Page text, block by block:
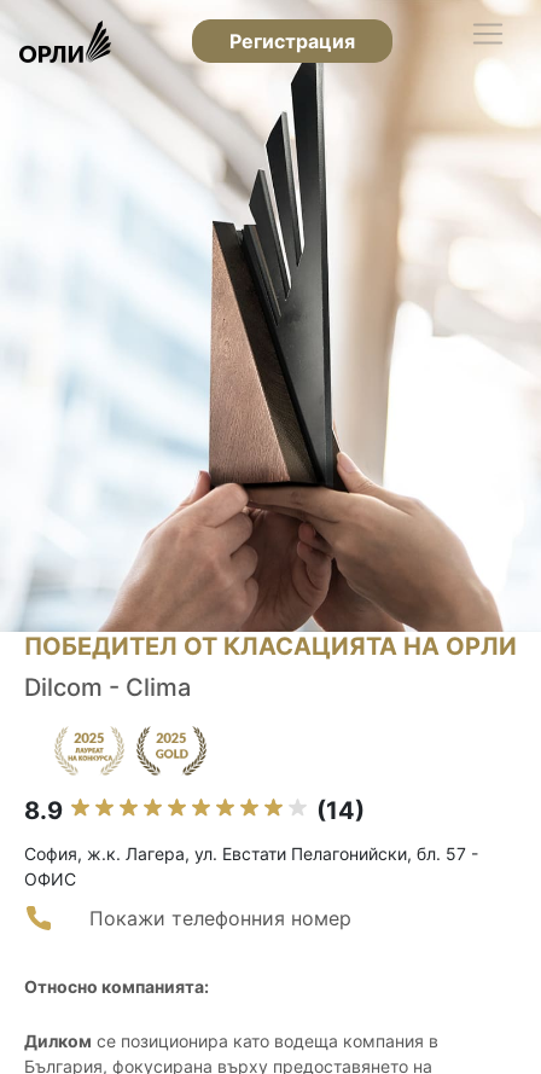
Регистрация
ПОБЕДИТЕЛ ОТ КЛАСАЦИЯТА НА ОРЛИ
Dilcom - Clima
8.9 (14)
София, ж.к. Лагера, ул. Евстати Пелагонийски, бл. 57 -
ОФИС
Покажи телефонния номер
Относно компанията:
Дилком се позиционира като водеща компания в
България, фокусирана върху предоставянето на